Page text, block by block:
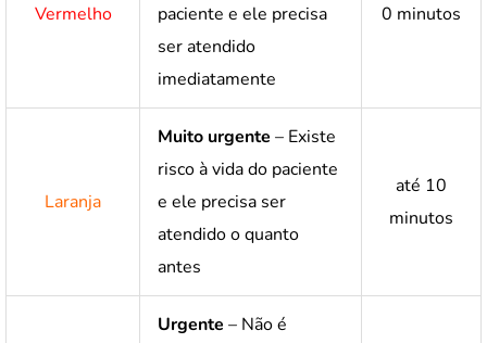
Vermelho
paciente e ele precisa
ser atendido
imediatamente
0 minutos
Laranja
Muito urgente – Existe
risco à vida do paciente
e ele precisa ser
atendido o quanto
antes
até 10
minutos
Urgente – Não é